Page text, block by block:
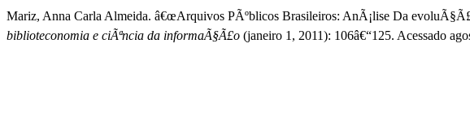
Mariz, Anna Carla Almeida. â€œArquivos PÃºblicos Brasileiros: AnÃ¡lise Da
biblioteconomia e ciÃªncia da informaÃ§Ã£o (janeiro 1, 2011): 106â€“125. Acessado